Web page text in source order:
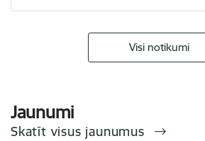
Visi notikumi
Jaunumi
Skatīt visus jaunumus